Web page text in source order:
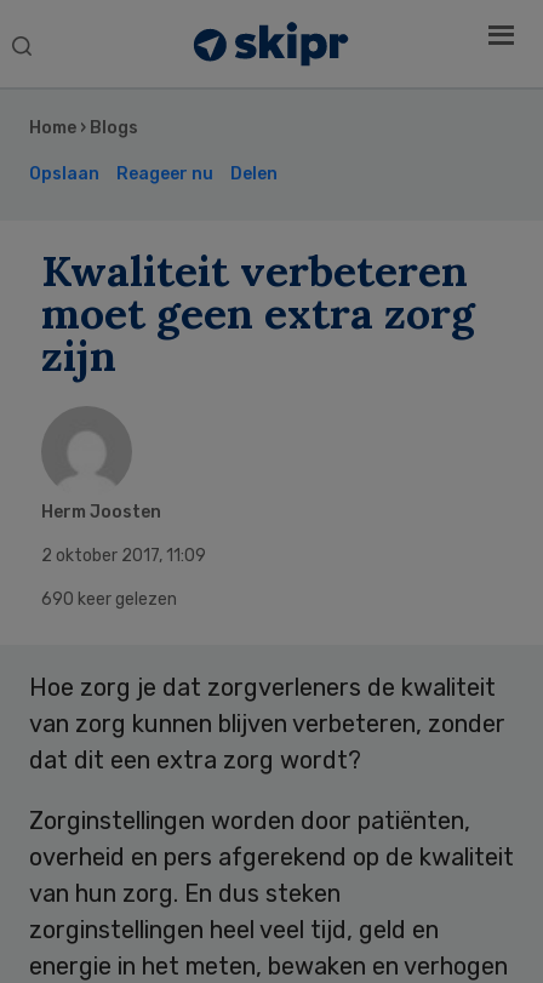
Search
Home › Blogs
Opslaan Reageer nu Delen
Kwaliteit verbeteren
moet geen extra zorg
zijn
Herm Joosten
2 oktober 2017, 11:09
690 keer gelezen
Hoe zorg je dat zorgverleners de kwaliteit
van zorg kunnen blijven verbeteren, zonder
dat dit een extra zorg wordt?
Zorginstellingen worden door patiënten,
overheid en pers afgerekend op de kwaliteit
van hun zorg. En dus steken
zorginstellingen heel veel tijd, geld en
energie in het meten, bewaken en verhogen
Sidebar